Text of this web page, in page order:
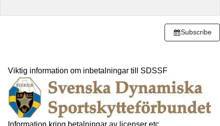
Subscribe
Viktig information om inbetalningar till SDSSF
Information kring betalningar av licenser etc.